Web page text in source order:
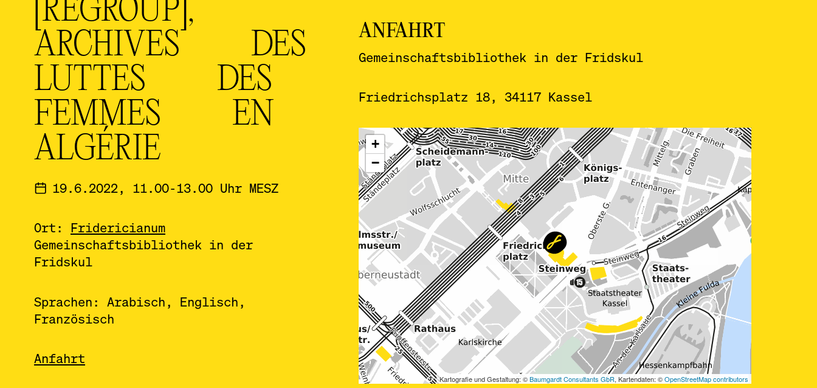
[REGROUP],
ARCHIVES DES
LUTTES DES
FEMMES EN
ALGÉRIE
19.6.2022, 11.00-13.00 Uhr MESZ
Ort: Fridericianum
Gemeinschaftsbibliothek in der
Fridskul
Sprachen: Arabisch, Englisch,
Französisch
Anfahrt
ANFAHRT
Gemeinschaftsbibliothek in der Fridskul
Friedrichsplatz 18, 34117 Kassel
ˇ